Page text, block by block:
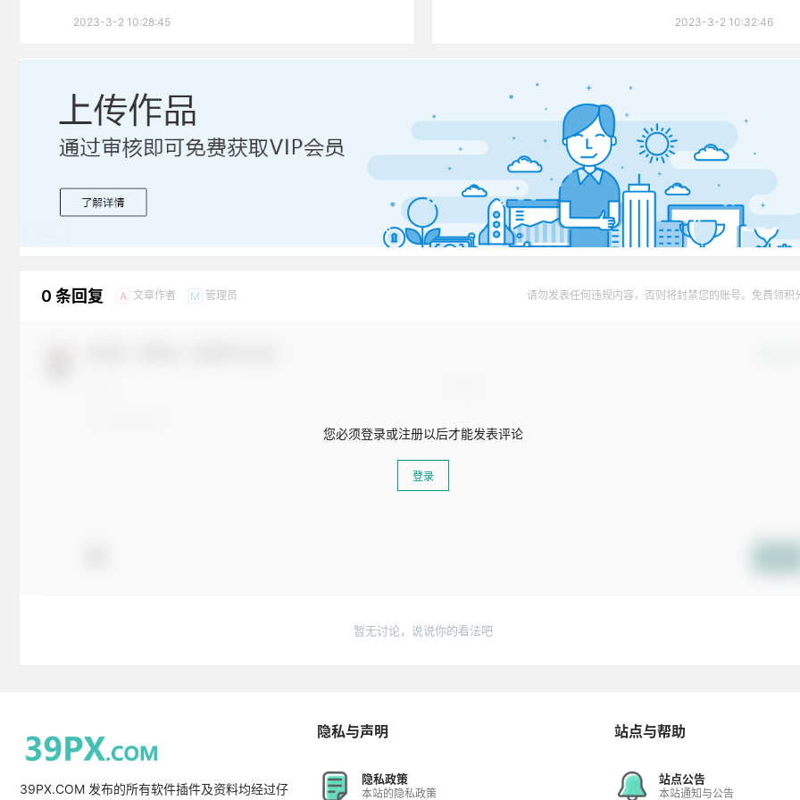
2023-3-2 10:28:45 2023-3-2 10:32:46
0 条回复 A 文章作者 M 管理员 请勿发表任何违规内容，否则将封禁您的账号。免费领积
您必须登录或注册以后才能发表评论
登录
暂无讨论，说说你的看法吧
39PX.COM 发布的所有软件插件及资料均经过仔
隐私与声明
隐私政策
本站的隐私政策
站点与帮助
站点公告
本站通知与公告